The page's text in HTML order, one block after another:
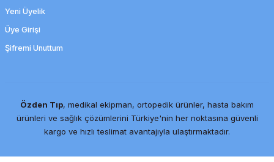
Suprasorb F 15x20 cm Su Geçirmez Yara Örtüsü
İndirim
Yeni Üyelik
Üye Girişi
Şifremi Unuttum
Özden Tıp, medikal ekipman, ortopedik ürünler, hasta bakım
ürünleri ve sağlık çözümlerini Türkiye'nin her noktasına güvenli
kargo ve hızlı teslimat avantajıyla ulaştırmaktadır.